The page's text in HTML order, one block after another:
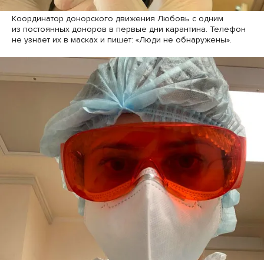
Координатор донорского движения Любовь с одним
из постоянных доноров в первые дни карантина. Телефон
не узнает их в масках и пишет: «Люди не обнаружены».